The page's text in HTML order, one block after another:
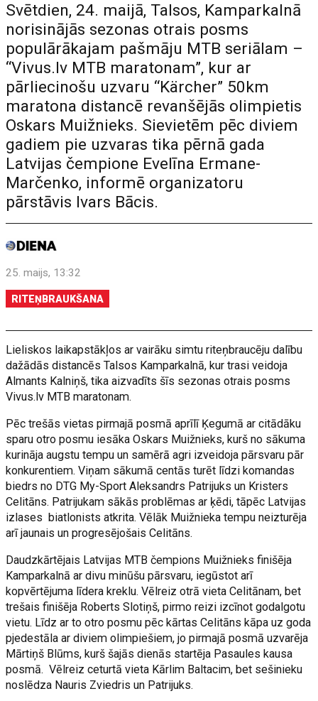
Svētdien, 24. maijā, Talsos, Kamparkalnā
norisinājās sezonas otrais posms
populārākajam pašmāju MTB seriālam –
“Vivus.lv MTB maratonam”, kur ar
pārliecinošu uzvaru “Kärcher” 50km
maratona distancē revanšējās olimpietis
Oskars Muižnieks. Sievietēm pēc diviem
gadiem pie uzvaras tika pērnā gada
Latvijas čempione Evelīna Ermane-
Marčenko, informē organizatoru
pārstāvis Ivars Bācis.
25. maijs, 13:32
RITEŅBRAUKŠANA
Lieliskos laikapstākļos ar vairāku simtu riteņbraucēju dalību
dažādās distancēs Talsos Kamparkalnā, kur trasi veidoja
Almants Kalniņš, tika aizvadīts šīs sezonas otrais posms
Vivus.lv MTB maratonam.
Pēc trešās vietas pirmajā posmā aprīlī Ķegumā ar citādāku
sparu otro posmu iesāka Oskars Muižnieks, kurš no sākuma
kurināja augstu tempu un samērā agri izveidoja pārsvaru pār
konkurentiem. Viņam sākumā centās turēt līdzi komandas
biedrs no DTG My-Sport Aleksandrs Patrijuks un Kristers
Celitāns. Patrijukam sākās problēmas ar ķēdi, tāpēc Latvijas
izlases biatlonists atkrita. Vēlāk Muižnieka tempu neizturēja
arī jaunais un progresējošais Celitāns.
Daudzkārtējais Latvijas MTB čempions Muižnieks finišēja
Kamparkalnā ar divu minūšu pārsvaru, iegūstot arī
kopvērtējuma līdera kreklu. Vēlreiz otrā vieta Celitānam, bet
trešais finišēja Roberts Slotiņš, pirmo reizi izcīnot godalgotu
vietu. Līdz ar to otro posmu pēc kārtas Celitāns kāpa uz goda
pjedestāla ar diviem olimpiešiem, jo pirmajā posmā uzvarēja
Mārtiņš Blūms, kurš šajās dienās startēja Pasaules kausa
posmā. Vēlreiz ceturtā vieta Kārlim Baltacim, bet sešinieku
noslēdza Nauris Zviedris un Patrijuks.